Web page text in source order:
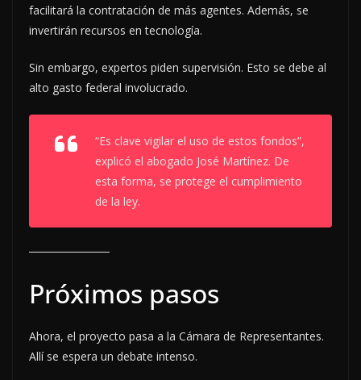
facilitará la contratación de más agentes. Además, se
invertirán recursos en tecnología.
Sin embargo, expertos piden supervisión. Esto se debe al
alto gasto federal involucrado.
“Es clave vigilar el uso de estos fondos”,
explicó el abogado José Martínez. De
esta forma, se protege el cumplimiento
de la ley.
Próximos pasos
Ahora, el proyecto pasa a la Cámara de Representantes.
Allí se espera un debate intenso.